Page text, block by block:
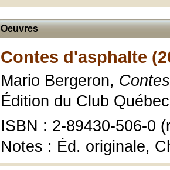
Oeuvres
Contes d'asphalte
Mario Bergeron,
Édition du Club
ISBN : 2-89430-506-0
Notes : Éd. originale,